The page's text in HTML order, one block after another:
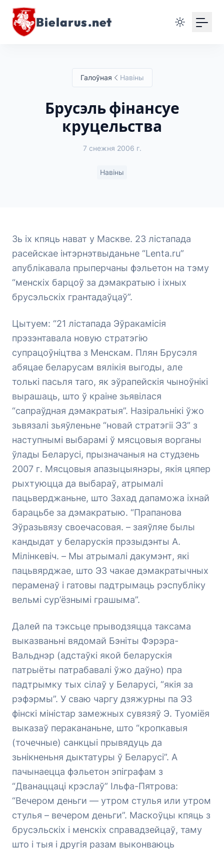
Bielarus.net
Галоўная Навіны
Брусэль фінансуе
круцельства
7 снежня 2006 г.
Навіны
Зь іх кпяць нават у Маскве. 23 лістапада
расейскае інтэрнэтвыданьне “Lenta.ru”
апублікавала прыперчаны фэльетон на тэму
“менскіх барцоў за дэмакратыю і іхных
брусэльскіх грантадаўцаў”.
Цытуем: “21 лістапада Эўракамісія
прэзэнтавала новую стратэгію
супрацоўніцтва з Менскам. Плян Брусэля
абяцае беларусам вялікія выгоды, але
толькі пасьля таго, як эўрапейскія чыноўнікі
вырашаць, што ў краіне зьявілася
“сапраўдная дэмакратыя”. Назіральнікі ўжо
зьвязалі зьяўленьне “новай стратэгіі ЭЗ” з
наступнымі выбарамі ў мясцовыя ворганы
ўлады Беларусі, прызначаныя на студзень
2007 г. Мясцовыя апазыцыянэры, якія цяпер
рыхтуюцца да выбараў, атрымалі
пацьверджаньне, што Захад дапаможа іхнай
барацьбе за дэмакратыю. “Прапанова
Эўразьвязу своечасовая. – заяўляе былы
кандыдат у беларускія прэзыдэнты А.
Мілінкевіч. – Мы атрымалі дакумэнт, які
пацьвярджае, што ЭЗ чакае дэмакратычных
пераменаў і гатовы падтрымаць рэспубліку
вельмі сур’ёзнымі грашыма”.
Далей па тэксьце прыводзяцца таксама
выказваньні вядомай Бэніты Фэрэра-
Вальднэр (адстаўкі якой беларускія
патрыёты патрабавалі ўжо даўно) пра
падтрымку тых сілаў у Беларусі, “якія за
рэфэрмы”. У сваю чаргу дзяжурны па ЭЗ
фінскі міністар замежных сувязяў Э. Туоміёя
выказаў перакананьне, што “кропкавыя
(точечные) санкцыі прывядуць да
зьнікненьня дыктатуры ў Беларусі”. А
пачынаецца фэльетон эпіграфам з
“Дванаццаці крэслаў” Ільфа-Пятрова:
“Вечером деньги — утром стулья или утром
стулья – вечером деньги”. Маскоўцы кпяць з
брусэльскіх і менскіх справадзейцаў, таму
што і тыя і другія разам выконваюць